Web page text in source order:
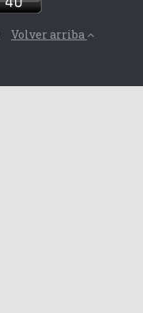
Volver arriba